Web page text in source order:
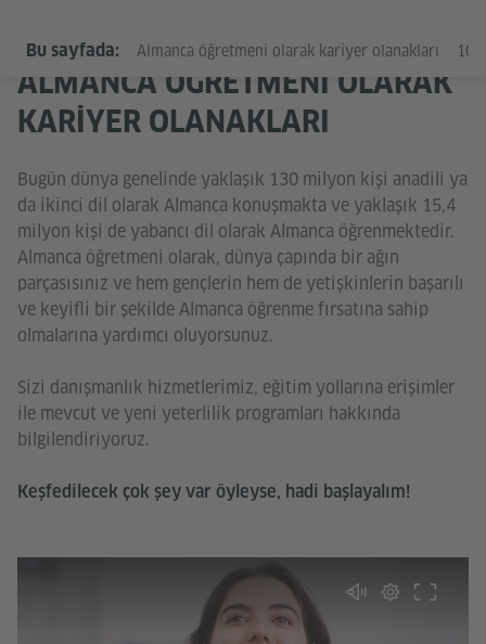
Bu sayfada: Almanca öğretmeni olarak kariyer olanakları 10
ALMANCA ÖĞRETMENI OLARAK
KARIYER OLANAKLARI
Bugün dünya genelinde yaklaşık 130 milyon kişi anadili ya
da ikinci dil olarak Almanca konuşmakta ve yaklaşık 15,4
milyon kişi de yabancı dil olarak Almanca öğrenmektedir.
Almanca öğretmeni olarak, dünya çapında bir ağın
parçasısınız ve hem gençlerin hem de yetişkinlerin başarılı
ve keyifli bir şekilde Almanca öğrenme fırsatına sahip
olmalarına yardımcı oluyorsunuz.
Sizi danışmanlık hizmetlerimiz, eğitim yollarına erişimler
ile mevcut ve yeni yeterlilik programları hakkında
bilgilendiriyoruz.
Keşfedilecek çok şey var öyleyse, hadi başlayalım!